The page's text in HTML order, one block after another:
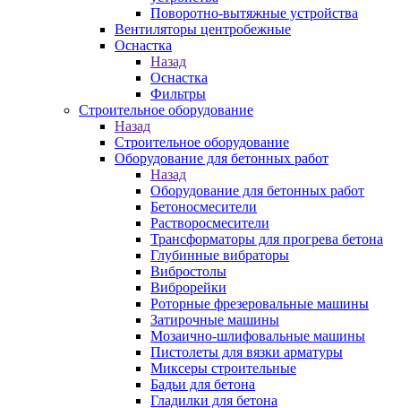
Поворотно-вытяжные устройства
Вентиляторы центробежные
Оснастка
Назад
Оснастка
Фильтры
Строительное оборудование
Назад
Строительное оборудование
Оборудование для бетонных работ
Назад
Оборудование для бетонных работ
Бетоносмесители
Растворосмесители
Трансформаторы для прогрева бетона
Глубинные вибраторы
Вибростолы
Виброрейки
Роторные фрезеровальные машины
Затирочные машины
Мозаично-шлифовальные машины
Пистолеты для вязки арматуры
Миксеры строительные
Бадьи для бетона
Гладилки для бетона